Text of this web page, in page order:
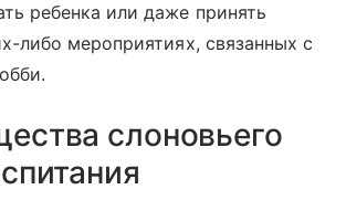
ребенка или даже принять
либо мероприятиях, связанных с
слоновьего